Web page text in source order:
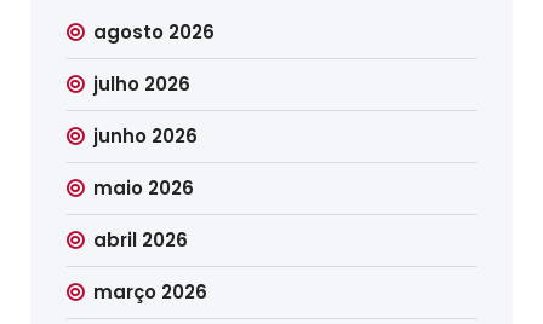
agosto 2026
julho 2026
junho 2026
maio 2026
abril 2026
março 2026